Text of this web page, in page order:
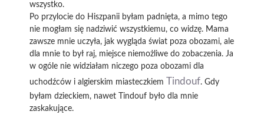
wszystko.
Po przylocie do Hiszpanii byłam padnięta, a mimo tego
nie mogłam się nadziwić wszystkiemu, co widzę. Mama
zawsze mnie uczyła, jak wygląda świat poza obozami, ale
dla mnie to był raj, miejsce niemożliwe do zobaczenia. Ja
w ogóle nie widziałam niczego poza obozami dla
uchodźców i algierskim miasteczkiem Tindouf. Gdy
byłam dzieckiem, nawet Tindouf było dla mnie
zaskakujące.